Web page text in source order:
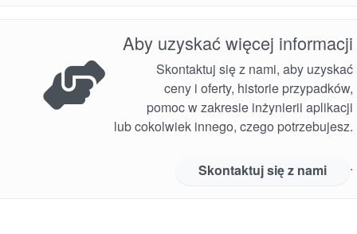
Aby uzyskać więcej informacji
Skontaktuj się z nami, aby uzyskać
ceny i oferty, historie przypadków,
pomoc w zakresie inżynierii aplikacji
lub cokolwiek innego, czego potrzebujesz.
Skontaktuj się z nami .